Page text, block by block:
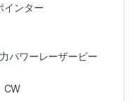
インター
パワーレーザービー
CW